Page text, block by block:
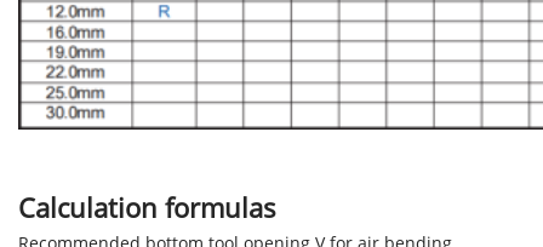
Calculation formulas